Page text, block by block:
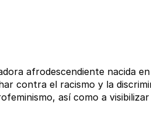
afrodescendiente nacida
contra el racismo y la
así como a